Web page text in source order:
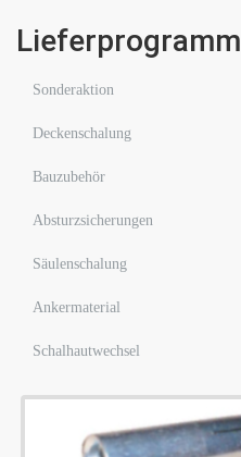
Lieferprogramm
Sonderaktion
Deckenschalung
Bauzubehör
Absturzsicherungen
Säulenschalung
Ankermaterial
Schalhautwechsel